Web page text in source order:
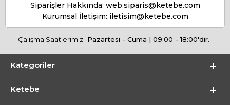
Siparişler Hakkında: web.siparis@ketebe.com
Kurumsal İletişim: iletisim@ketebe.com
Çalışma Saatlerimiz: Pazartesi - Cuma | 09:00 - 18:00'dir.
Kategoriler
Ketebe